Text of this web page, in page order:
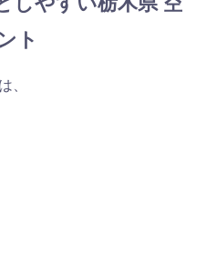
ト
、